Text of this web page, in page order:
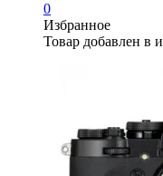
0
Избранное
Товар добавлен в